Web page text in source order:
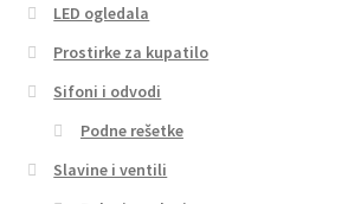
LED ogledala
Prostirke za kupatilo
Sifoni i odvodi
Podne rešetke
Slavine i ventili